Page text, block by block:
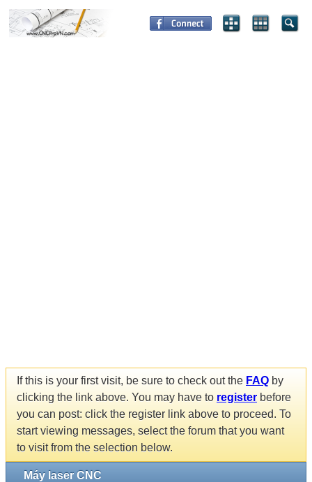
If this is your first visit, be sure to check out the FAQ by
clicking the link above. You may have to register before
you can post: click the register link above to proceed. To
start viewing messages, select the forum that you want
to visit from the selection below.
Máy laser CNC